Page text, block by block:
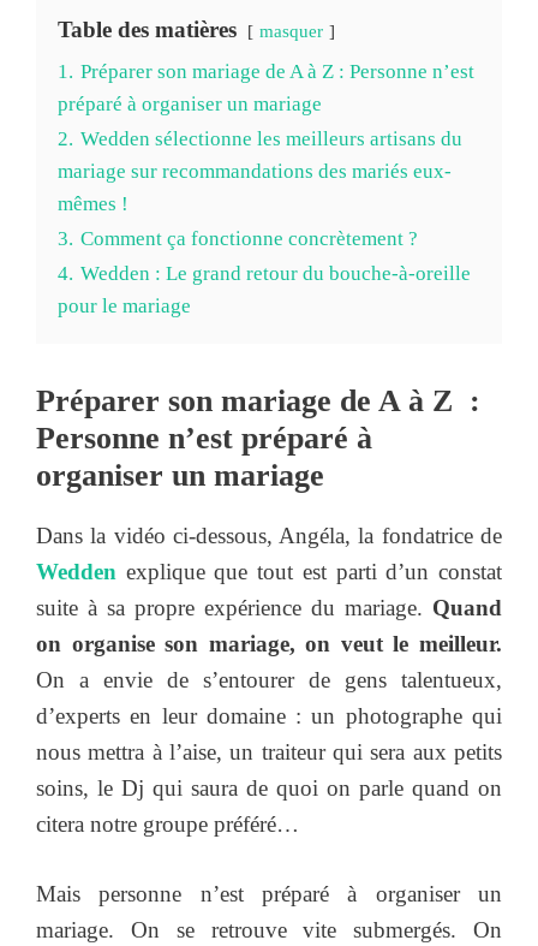
Table des matières masquer
1. Préparer son mariage de A à Z : Personne n’est
préparé à organiser un mariage
2. Wedden sélectionne les meilleurs artisans du
mariage sur recommandations des mariés eux-
mêmes !
3. Comment ça fonctionne concrètement ?
4. Wedden : Le grand retour du bouche-à-oreille
pour le mariage
Préparer son mariage de A à Z :
Personne n’est préparé à
organiser un mariage
Dans la vidéo ci-dessous, Angéla, la fondatrice de
Wedden explique que tout est parti d’un constat
suite à sa propre expérience du mariage. Quand
on organise son mariage, on veut le meilleur.
On a envie de s’entourer de gens talentueux,
d’experts en leur domaine : un photographe qui
nous mettra à l’aise, un traiteur qui sera aux petits
soins, le Dj qui saura de quoi on parle quand on
citera notre groupe préféré…
Mais personne n’est préparé à organiser un
mariage. On se retrouve vite submergés. On